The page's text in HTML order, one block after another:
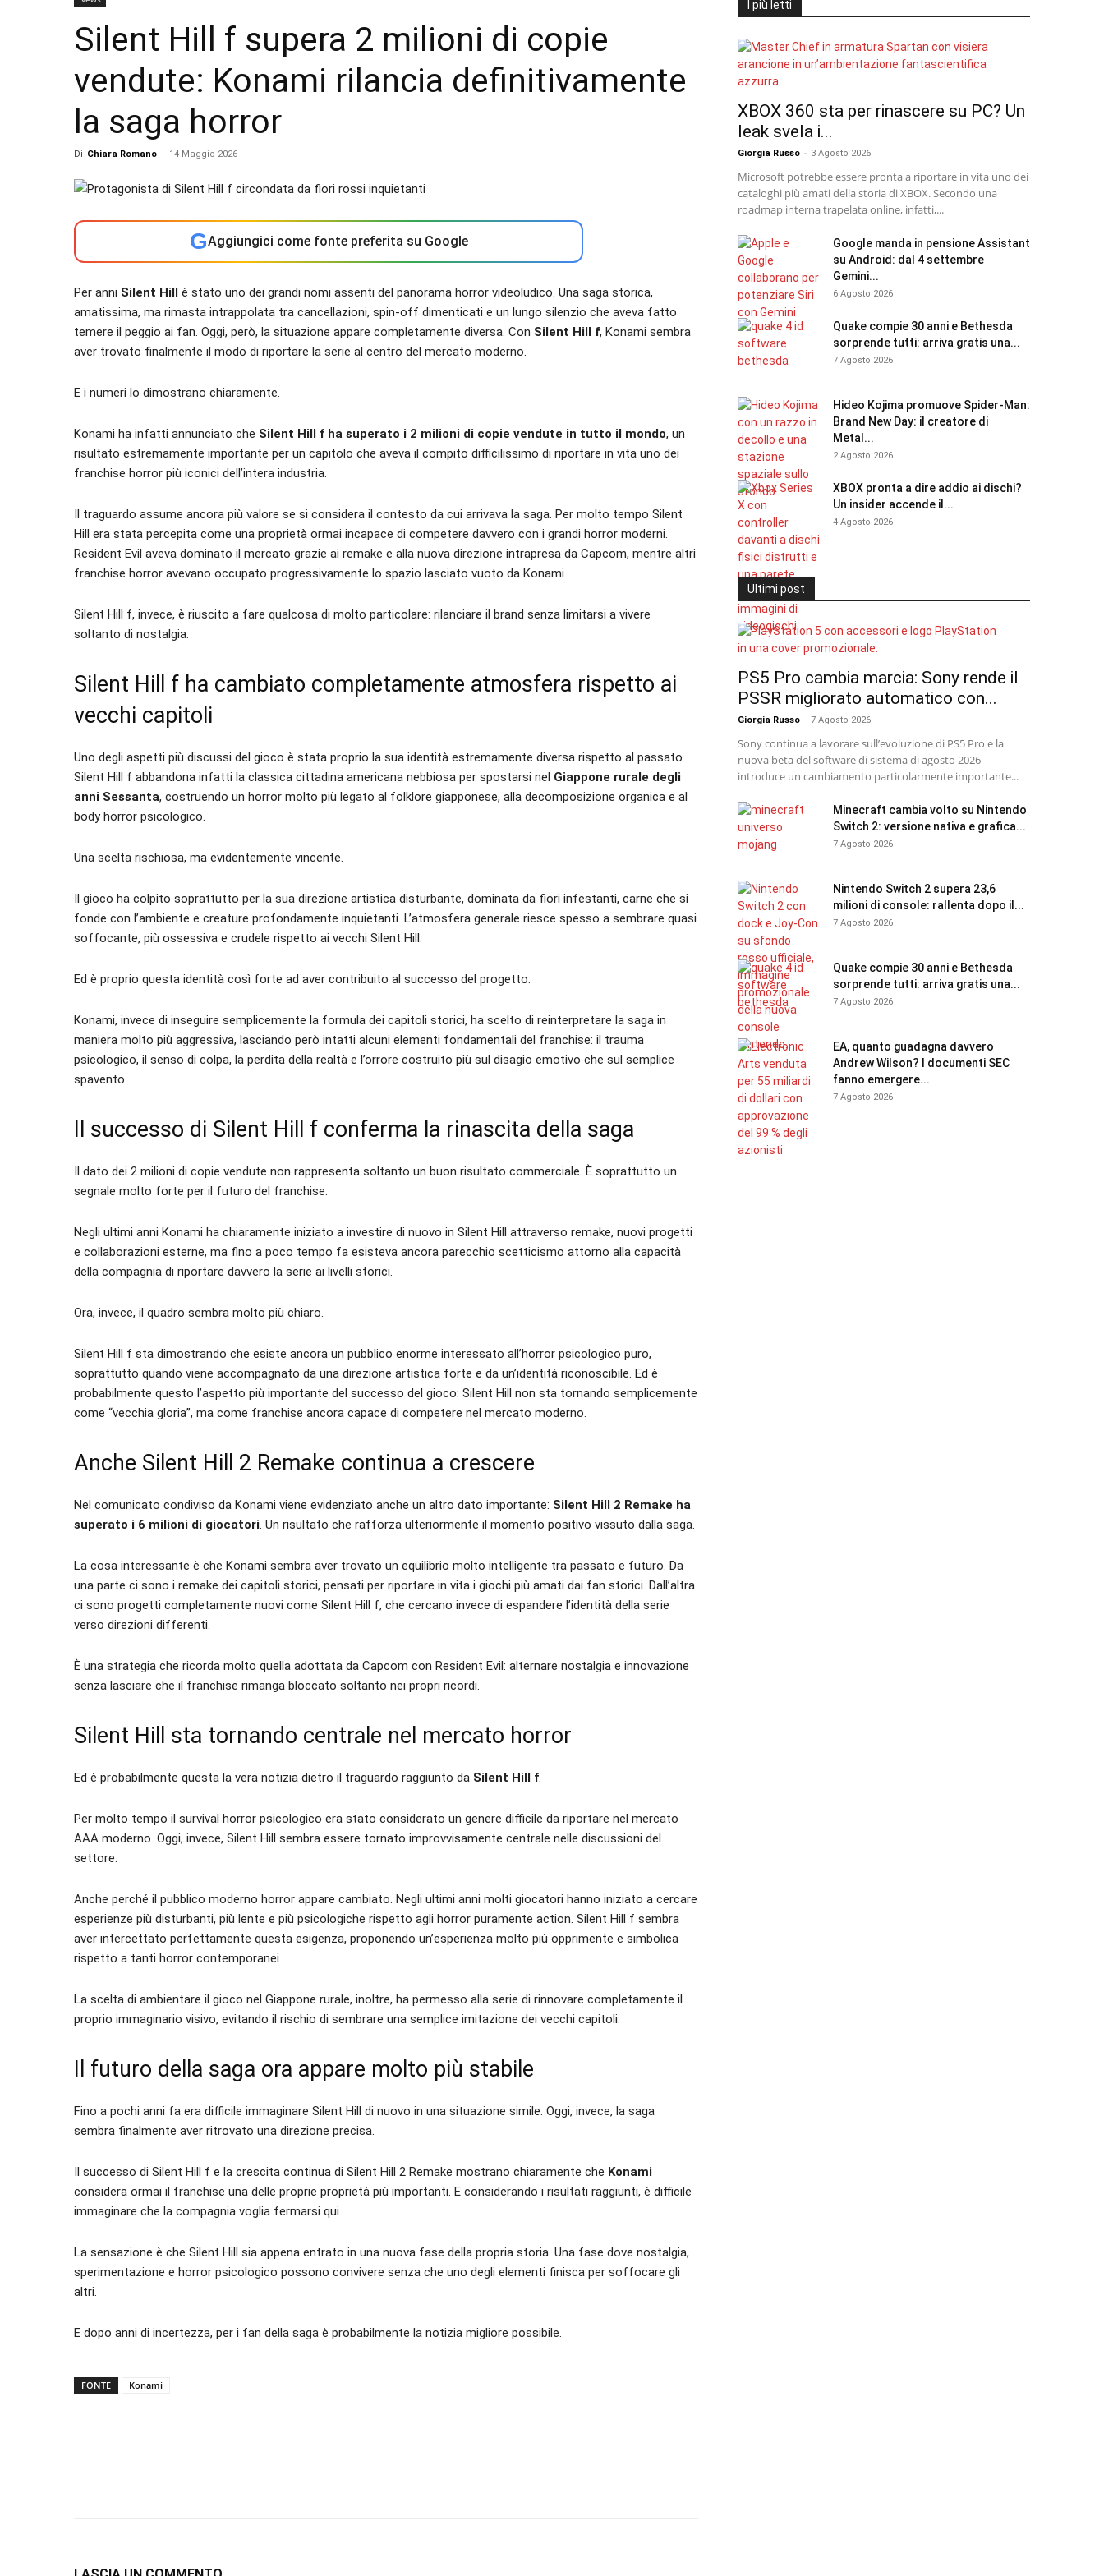
Silent Hill f supera 2 milioni di copie
vendute: Konami rilancia definitivamente
la saga horror
Di Chiara Romano - 14 Maggio 2026
GAggiungici come fonte preferita su Google
Per anni Silent Hill è stato uno dei grandi nomi assenti del panorama horror videoludico. Una saga storica,
amatissima, ma rimasta intrappolata tra cancellazioni, spin-off dimenticati e un lungo silenzio che aveva fatto
temere il peggio ai fan. Oggi, però, la situazione appare completamente diversa. Con Silent Hill f, Konami sembra
aver trovato finalmente il modo di riportare la serie al centro del mercato moderno.
E i numeri lo dimostrano chiaramente.
Konami ha infatti annunciato che Silent Hill f ha superato i 2 milioni di copie vendute in tutto il mondo, un
risultato estremamente importante per un capitolo che aveva il compito difficilissimo di riportare in vita uno dei
franchise horror più iconici dell’intera industria.
Il traguardo assume ancora più valore se si considera il contesto da cui arrivava la saga. Per molto tempo Silent
Hill era stata percepita come una proprietà ormai incapace di competere davvero con i grandi horror moderni.
Resident Evil aveva dominato il mercato grazie ai remake e alla nuova direzione intrapresa da Capcom, mentre altri
franchise horror avevano occupato progressivamente lo spazio lasciato vuoto da Konami.
Silent Hill f, invece, è riuscito a fare qualcosa di molto particolare: rilanciare il brand senza limitarsi a vivere
soltanto di nostalgia.
Silent Hill f ha cambiato completamente atmosfera rispetto ai
vecchi capitoli
Uno degli aspetti più discussi del gioco è stata proprio la sua identità estremamente diversa rispetto al passato.
Silent Hill f abbandona infatti la classica cittadina americana nebbiosa per spostarsi nel Giappone rurale degli
anni Sessanta, costruendo un horror molto più legato al folklore giapponese, alla decomposizione organica e al
body horror psicologico.
Una scelta rischiosa, ma evidentemente vincente.
Il gioco ha colpito soprattutto per la sua direzione artistica disturbante, dominata da fiori infestanti, carne che si
fonde con l’ambiente e creature profondamente inquietanti. L’atmosfera generale riesce spesso a sembrare quasi
soffocante, più ossessiva e crudele rispetto ai vecchi Silent Hill.
Ed è proprio questa identità così forte ad aver contribuito al successo del progetto.
Konami, invece di inseguire semplicemente la formula dei capitoli storici, ha scelto di reinterpretare la saga in
maniera molto più aggressiva, lasciando però intatti alcuni elementi fondamentali del franchise: il trauma
psicologico, il senso di colpa, la perdita della realtà e l’orrore costruito più sul disagio emotivo che sul semplice
spavento.
Il successo di Silent Hill f conferma la rinascita della saga
Il dato dei 2 milioni di copie vendute non rappresenta soltanto un buon risultato commerciale. È soprattutto un
segnale molto forte per il futuro del franchise.
Negli ultimi anni Konami ha chiaramente iniziato a investire di nuovo in Silent Hill attraverso remake, nuovi progetti
e collaborazioni esterne, ma fino a poco tempo fa esisteva ancora parecchio scetticismo attorno alla capacità
della compagnia di riportare davvero la serie ai livelli storici.
Ora, invece, il quadro sembra molto più chiaro.
Silent Hill f sta dimostrando che esiste ancora un pubblico enorme interessato all’horror psicologico puro,
soprattutto quando viene accompagnato da una direzione artistica forte e da un’identità riconoscibile. Ed è
probabilmente questo l’aspetto più importante del successo del gioco: Silent Hill non sta tornando semplicemente
come “vecchia gloria”, ma come franchise ancora capace di competere nel mercato moderno.
Anche Silent Hill 2 Remake continua a crescere
Nel comunicato condiviso da Konami viene evidenziato anche un altro dato importante: Silent Hill 2 Remake ha
superato i 6 milioni di giocatori. Un risultato che rafforza ulteriormente il momento positivo vissuto dalla saga.
La cosa interessante è che Konami sembra aver trovato un equilibrio molto intelligente tra passato e futuro. Da
una parte ci sono i remake dei capitoli storici, pensati per riportare in vita i giochi più amati dai fan storici. Dall’altra
ci sono progetti completamente nuovi come Silent Hill f, che cercano invece di espandere l’identità della serie
verso direzioni differenti.
È una strategia che ricorda molto quella adottata da Capcom con Resident Evil: alternare nostalgia e innovazione
senza lasciare che il franchise rimanga bloccato soltanto nei propri ricordi.
Silent Hill sta tornando centrale nel mercato horror
Ed è probabilmente questa la vera notizia dietro il traguardo raggiunto da Silent Hill f.
Per molto tempo il survival horror psicologico era stato considerato un genere difficile da riportare nel mercato
AAA moderno. Oggi, invece, Silent Hill sembra essere tornato improvvisamente centrale nelle discussioni del
settore.
Anche perché il pubblico moderno horror appare cambiato. Negli ultimi anni molti giocatori hanno iniziato a cercare
esperienze più disturbanti, più lente e più psicologiche rispetto agli horror puramente action. Silent Hill f sembra
aver intercettato perfettamente questa esigenza, proponendo un’esperienza molto più opprimente e simbolica
rispetto a tanti horror contemporanei.
La scelta di ambientare il gioco nel Giappone rurale, inoltre, ha permesso alla serie di rinnovare completamente il
proprio immaginario visivo, evitando il rischio di sembrare una semplice imitazione dei vecchi capitoli.
Il futuro della saga ora appare molto più stabile
Fino a pochi anni fa era difficile immaginare Silent Hill di nuovo in una situazione simile. Oggi, invece, la saga
sembra finalmente aver ritrovato una direzione precisa.
Il successo di Silent Hill f e la crescita continua di Silent Hill 2 Remake mostrano chiaramente che Konami
considera ormai il franchise una delle proprie proprietà più importanti. E considerando i risultati raggiunti, è difficile
immaginare che la compagnia voglia fermarsi qui.
La sensazione è che Silent Hill sia appena entrato in una nuova fase della propria storia. Una fase dove nostalgia,
sperimentazione e horror psicologico possono convivere senza che uno degli elementi finisca per soffocare gli
altri.
E dopo anni di incertezza, per i fan della saga è probabilmente la notizia migliore possibile.
FONTE Konami
I più letti
XBOX 360 sta per rinascere su PC? Un
leak svela i...
Giorgia Russo - 3 Agosto 2026
Microsoft potrebbe essere pronta a riportare in vita uno dei
cataloghi più amati della storia di XBOX. Secondo una
roadmap interna trapelata online, infatti,...
Google manda in pensione Assistant
su Android: dal 4 settembre
Gemini...
6 Agosto 2026
Quake compie 30 anni e Bethesda
sorprende tutti: arriva gratis una...
7 Agosto 2026
Hideo Kojima promuove Spider-Man:
Brand New Day: il creatore di
Metal...
2 Agosto 2026
XBOX pronta a dire addio ai dischi?
Un insider accende il...
4 Agosto 2026
Ultimi post
PS5 Pro cambia marcia: Sony rende il
PSSR migliorato automatico con...
Giorgia Russo - 7 Agosto 2026
Sony continua a lavorare sull’evoluzione di PS5 Pro e la
nuova beta del software di sistema di agosto 2026
introduce un cambiamento particolarmente importante...
Minecraft cambia volto su Nintendo
Switch 2: versione nativa e grafica...
7 Agosto 2026
Nintendo Switch 2 supera 23,6
milioni di console: rallenta dopo il...
7 Agosto 2026
Quake compie 30 anni e Bethesda
sorprende tutti: arriva gratis una...
7 Agosto 2026
EA, quanto guadagna davvero
Andrew Wilson? I documenti SEC
fanno emergere...
7 Agosto 2026